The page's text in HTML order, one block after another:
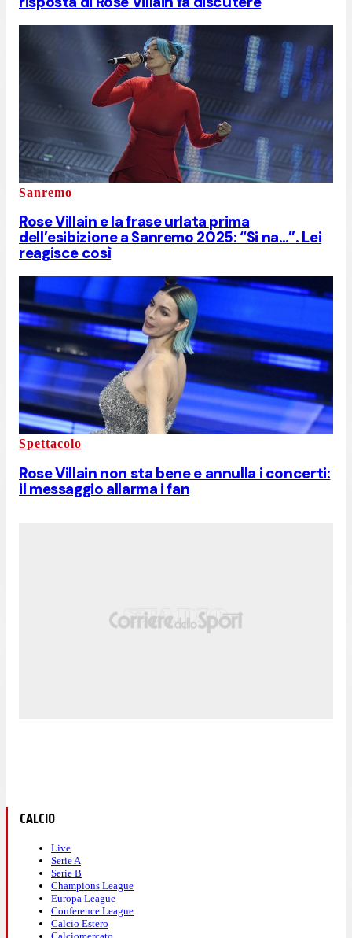
Sanremo
Rose Villain e la frase urlata prima
dell’esibizione a Sanremo 2025: “Si na…”. Lei
reagisce così
Spettacolo
Rose Villain non sta bene e annulla i concerti:
il messaggio allarma i fan
CALCIO
Live
Serie A
Serie B
Champions League
Europa League
Conference League
Calcio Estero